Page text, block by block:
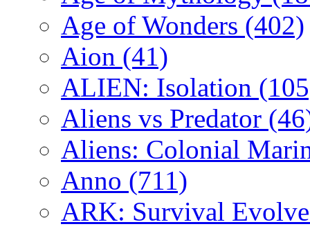
Age of Wonders (402)
Aion (41)
ALIEN: Isolation
Aliens vs Predator
Aliens: Colonial
Anno (711)
ARK: Survival